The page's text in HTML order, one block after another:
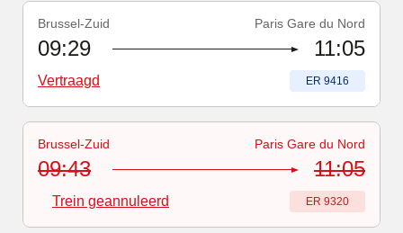
Treinnummer:
ER 9416-Vertraagd
Brussel-Zuid Paris Gare du Nord
09:29 11:05
Vertraagd Treinnummer
ER 9416
Treinnummer:
ER 9320-Trein geannuleerd
Brussel-Zuid Paris Gare du Nord
09:43 11:05
Trein geannuleerd Treinnummer
ER 9320